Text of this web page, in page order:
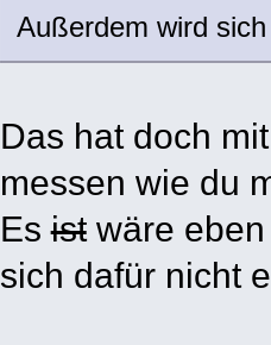
Außerdem wird
Das hat doch
messen wie du
Esistwäre eben
sich dafür nicht